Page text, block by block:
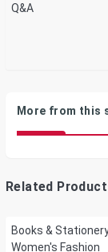
Q&A
More from this
Related
Books &
Women's Fashion